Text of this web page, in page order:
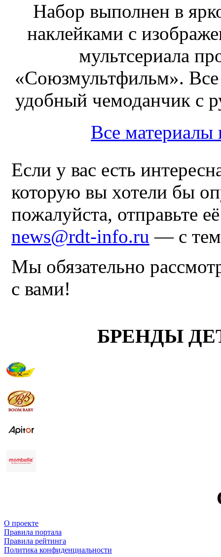
Набор выполнен в
наклейками с
мультсериала
«Союзмультфильм».
удобный чемоданчик с
Все
Если у вас есть
которую вы хотели бы
пожалуйста, отправьте
news@rdt-info.ru — с
Мы обязательно
с вами!
БРЕНДЫ
О проекте
Правила портала
Правила рейтинга
Политика конфиденциальности